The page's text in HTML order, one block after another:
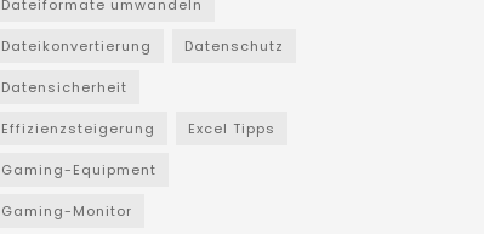
Dateiformate umwandeln
Dateikonvertierung Datenschutz
Datensicherheit
Effizienzsteigerung Excel Tipps
Gaming-Equipment
Gaming-Monitor